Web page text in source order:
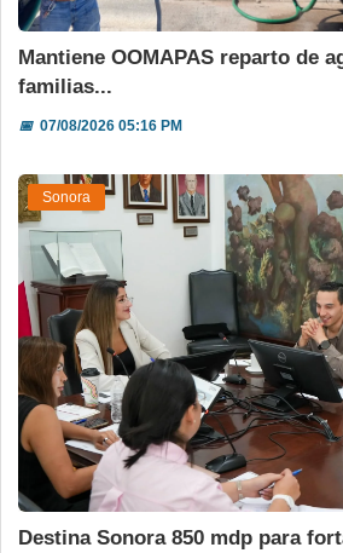
Mantiene OOMAPAS reparto de
familias...
📅07/08/2026 05:16 PM
Sonora
Destina Sonora 850 mdp para